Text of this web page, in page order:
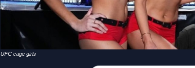
UFC cage girls